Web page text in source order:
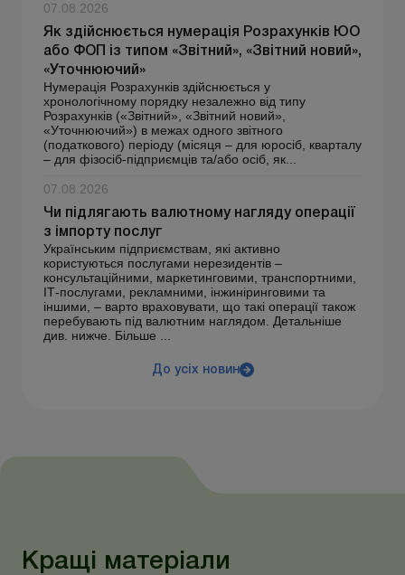
07.08.2026
Як здійснюється нумерація Розрахунків ЮО
або ФОП із типом «Звітний», «Звітний новий»,
«Уточнюючий»
Нумерація Розрахунків здійснюється у
хронологічному порядку незалежно від типу
Розрахунків («Звітний», «Звітний новий»,
«Уточнюючий») в межах одного звітного
(податкового) періоду (місяця – для юросіб, кварталу
– для фізосіб-підприємців та/або осіб, як...
07.08.2026
Чи підлягають валютному нагляду операції
з імпорту послуг
Українським підприємствам, які активно
користуються послугами нерезидентів –
консультаційними, маркетинговими, транспортними,
ІТ-послугами, рекламними, інжиніринговими та
іншими, – варто враховувати, що такі операції також
перебувають під валютним наглядом. Детальніше
див. нижче. Більше ...
До усіх новин
Кращі матеріали